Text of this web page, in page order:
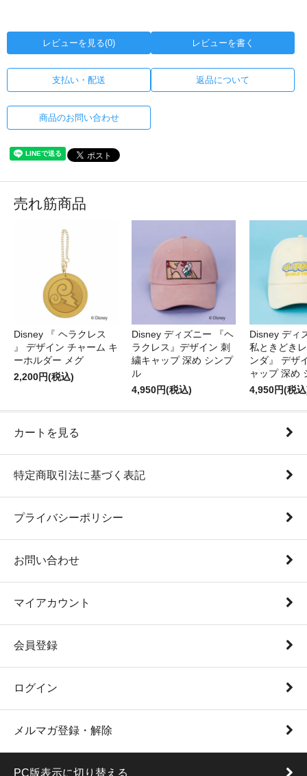
レビューを見る(0) レビューを書く
支払い・配送 返品について
商品のお問い合わせ
売れ筋商品
Disney 『 ヘラクレス
』 デザイン チャーム キ
ーホルダー メグ
2,200円(税込)
Disney ディズニー 『ヘ
ラクレス』デザイン 刺
繍キャップ 深め シンプ
ル
4,950円(税込)
Disney ディ
私ときどき
ンダ』 デザ
ャップ 深め
4,950円(税
カートを見る
特定商取引法に基づく表記
プライバシーポリシー
お問い合わせ
マイアカウント
会員登録
ログイン
メルマガ登録・解除
PC版表示に切り替える